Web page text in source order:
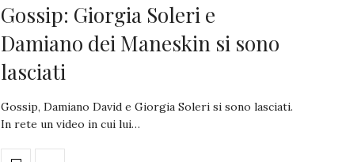
Gossip: Giorgia Soleri e
Damiano dei Maneskin si sono
lasciati
Gossip, Damiano David e Giorgia Soleri si sono lasciati.
In rete un video in cui lui…